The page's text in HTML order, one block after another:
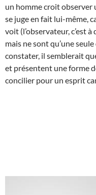
un homme croit observer
se juge en fait lui-même,
voit (l’observateur, c’est
mais ne sont qu’une
constater, il semblerait
et présentent une forme
concilier pour un esprit